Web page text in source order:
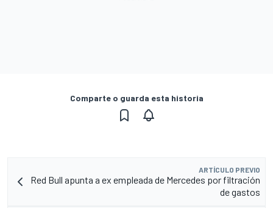
Comparte o guarda esta historia
ARTÍCULO PREVIO
Red Bull apunta a ex empleada de Mercedes por filtración
de gastos